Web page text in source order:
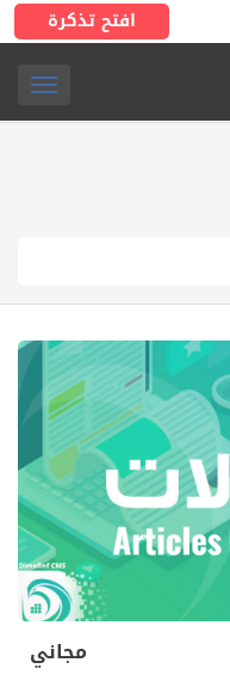
افتح تذكرة
مجاني